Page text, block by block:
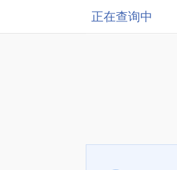
正在查询中